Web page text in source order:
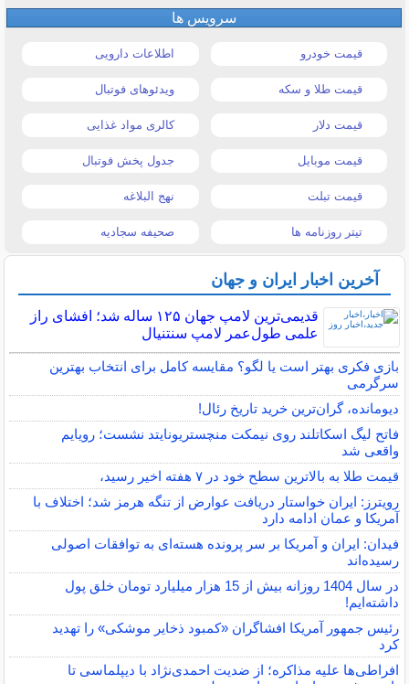
سرویس ها
قیمت خودرو اطلاعات دارویی
قیمت طلا و سکه ویدئوهای فوتبال
قیمت دلار کالری مواد غذایی
قیمت موبایل جدول پخش فوتبال
قیمت تبلت نهج البلاغه
تیتر روزنامه ها صحیفه سجادیه
آخرین اخبار ایران و جهان
قدیمی‌ترین لامپ جهان ۱۲۵ ساله شد؛ افشای راز
علمی طول‌عمر لامپ سنتنیال
بازی فکری بهتر است یا لگو؟ مقایسه کامل برای انتخاب بهترین
سرگرمی
دیومانده، گران‌ترین خرید تاریخ رئال!
فاتح لیگ اسکاتلند روی نیمکت منچستریونایتد نشست؛ رویایم
واقعی شد
قیمت طلا به بالاترین سطح خود در ۷ هفته اخیر رسید،
رویترز: ایران خواستار دریافت عوارض از تنگه هرمز شد؛ اختلاف با
آمریکا و عمان ادامه دارد
فیدان: ایران و آمریکا بر سر پرونده هسته‌ای به توافقات اصولی
رسیده‌اند
در سال 1404 روزانه بیش از 15 هزار میلیارد تومان خلق پول
داشته‌ایم!
رئیس جمهور آمریکا افشاگران «کمبود ذخایر موشکی» را تهدید
کرد
افراطی‌ها علیه مذاکره؛ از ضدیت احمدی‌نژاد با دیپلماسی تا